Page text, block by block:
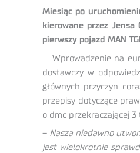
Miesiąc po
kierowane przez Jensa
pierwszy pojazd MAN
Wprowadzenie na
dostawczy w
głównych przyczyn
przepisy dotyczące
o dmc przekraczającej 3
– Nasza niedawno
jest wielokrotnie